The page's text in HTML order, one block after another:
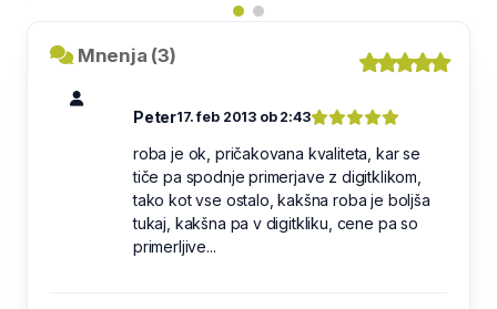
Mnenja (3)
Peter17. feb 2013 ob 2:43
roba je ok, pričakovana kvaliteta, kar se
tiče pa spodnje primerjave z digitklikom,
tako kot vse ostalo, kakšna roba je boljša
tukaj, kakšna pa v digitkliku, cene pa so
primerljive...